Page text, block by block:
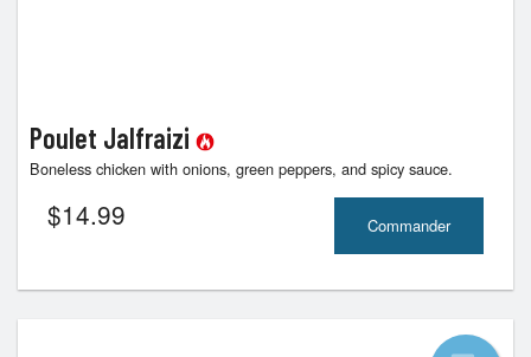
Poulet Jalfraizi
Boneless chicken with onions, green peppers, and spicy sauce.
$14.99 Commander